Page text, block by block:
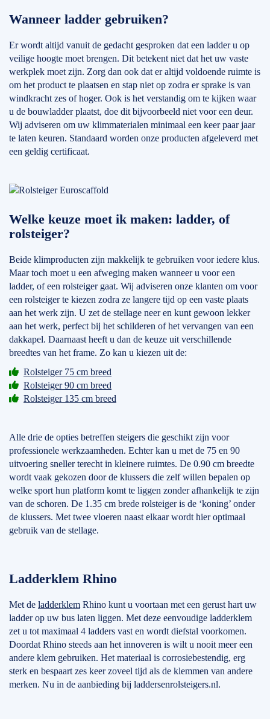
Wanneer ladder gebruiken?
Er wordt altijd vanuit de gedacht gesproken dat een ladder u op
veilige hoogte moet brengen. Dit betekent niet dat het uw vaste
werkplek moet zijn. Zorg dan ook dat er altijd voldoende ruimte is
om het product te plaatsen en stap niet op zodra er sprake is van
windkracht zes of hoger. Ook is het verstandig om te kijken waar
u de bouwladder plaatst, doe dit bijvoorbeeld niet voor een deur.
Wij adviseren om uw klimmaterialen minimaal een keer paar jaar
te laten keuren. Standaard worden onze producten afgeleverd met
een geldig certificaat.
Welke keuze moet ik maken: ladder, of
rolsteiger?
Beide klimproducten zijn makkelijk te gebruiken voor iedere klus.
Maar toch moet u een afweging maken wanneer u voor een
ladder, of een rolsteiger gaat. Wij adviseren onze klanten om voor
een rolsteiger te kiezen zodra ze langere tijd op een vaste plaats
aan het werk zijn. U zet de stellage neer en kunt gewoon lekker
aan het werk, perfect bij het schilderen of het vervangen van een
dakkapel. Daarnaast heeft u dan de keuze uit verschillende
breedtes van het frame. Zo kan u kiezen uit de:
Rolsteiger 75 cm breed
Rolsteiger 90 cm breed
Rolsteiger 135 cm breed
Alle drie de opties betreffen steigers die geschikt zijn voor
professionele werkzaamheden. Echter kan u met de 75 en 90
uitvoering sneller terecht in kleinere ruimtes. De 0.90 cm breedte
wordt vaak gekozen door de klussers die zelf willen bepalen op
welke sport hun platform komt te liggen zonder afhankelijk te zijn
van de schoren. De 1.35 cm brede rolsteiger is de ‘koning’ onder
de klussers. Met twee vloeren naast elkaar wordt hier optimaal
gebruik van de stellage.
Ladderklem Rhino
Met de ladderklem Rhino kunt u voortaan met een gerust hart uw
ladder op uw bus laten liggen. Met deze eenvoudige ladderklem
zet u tot maximaal 4 ladders vast en wordt diefstal voorkomen.
Doordat Rhino steeds aan het innoveren is wilt u nooit meer een
andere klem gebruiken. Het materiaal is corrosiebestendig, erg
sterk en bespaart zes keer zoveel tijd als de klemmen van andere
merken. Nu in de aanbieding bij laddersenrolsteigers.nl.